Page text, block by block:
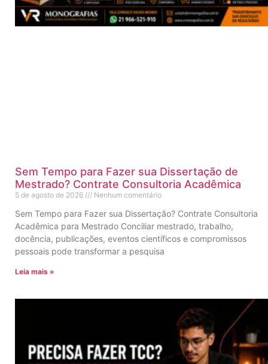
Sem Tempo para Fazer sua Dissertação de
Mestrado? Contrate Consultoria Acadêmica
5 de agosto de 2026 Nenhum comentário
Sem Tempo para Fazer sua Dissertação? Contrate Consultoria
Acadêmica para Mestrado Conciliar mestrado, trabalho,
docência, publicações, eventos científicos e compromissos
pessoais pode transformar a pesquisa
Leia mais »